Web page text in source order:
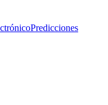
Predicciones